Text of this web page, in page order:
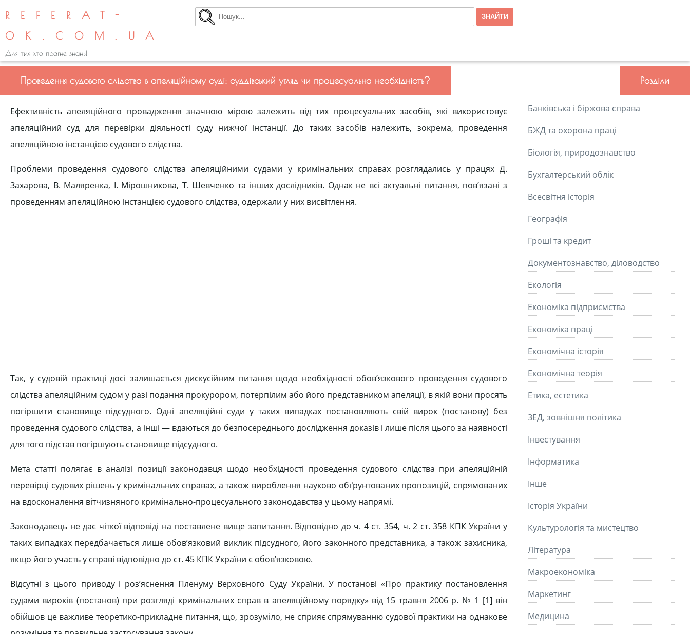
REFERAT-
OK.COM.UA
Для тих хто прагне знань!
Проведення судового слідства в апеляційному суді: суддівський угляд чи процесуальна необхідність?
Ефективність апеляційного провадження значною мірою залежить від тих процесуальних засобів, які використовує
апеляційний суд для перевірки діяльності суду нижчої інстанції. До таких засобів належить, зокрема, проведення
апеляційною інстанцією судового слідства.
Проблеми проведення судового слідства апеляційними судами у кримінальних справах розглядались у працях Д.
Захарова, В. Маляренка, І. Мірошникова, Т. Шевченко та інших дослідників. Однак не всі актуальні питання, пов’язані з
проведенням апеляційною інстанцією судового слідства, одержали у них висвітлення.
Так, у судовій практиці досі залишається дискусійним питання щодо необхідності обов’язкового проведення судового
слідства апеляційним судом у разі подання прокурором, потерпілим або його представником апеляції, в якій вони просять
погіршити становище підсудного. Одні апеляційні суди у таких випадках постановляють свій вирок (постанову) без
проведення судового слідства, а інші — вдаються до безпосереднього дослідження доказів і лише після цього за наявності
для того підстав погіршують становище підсудного.
Мета статті полягає в аналізі позиції законодавця щодо необхідності проведення судового слідства при апеляційній
перевірці судових рішень у кримінальних справах, а також вироблення науково обґрунтованих пропозицій, спрямованих
на вдосконалення вітчизняного кримінально-процесуального законодавства у цьому напрямі.
Законодавець не дає чіткої відповіді на поставлене вище запитання. Відповідно до ч. 4 ст. 354, ч. 2 ст. 358 КПК України у
таких випадках передбачається лише обов’язковий виклик підсудного, його законного представника, а також захисника,
якщо його участь у справі відповідно до ст. 45 КПК України є обов’язковою.
Відсутні з цього приводу і роз’яснення Пленуму Верховного Суду України. У постанові «Про практику постановлення
судами вироків (постанов) при розгляді кримінальних справ в апеляційному порядку» від 15 травня 2006 р. № 1 [1] він
обійшов це важливе теоретико-прикладне питання, що, зрозуміло, не сприяє спрямуванню судової практики на однакове
Розділи
Банківська і біржова справа
БЖД та охорона праці
Біологія, природознавство
Бухгалтерський облік
Всесвітня історія
Географія
Гроші та кредит
Документознавство, діловодство
Екологія
Економіка підприємства
Економіка праці
Економічна історія
Економічна теорія
Етика, естетика
ЗЕД, зовнішня політика
Інвестування
Інформатика
Інше
Історія України
Культурологія та мистецтво
Літературa
Макроекономіка
Маркетинг
Медицина